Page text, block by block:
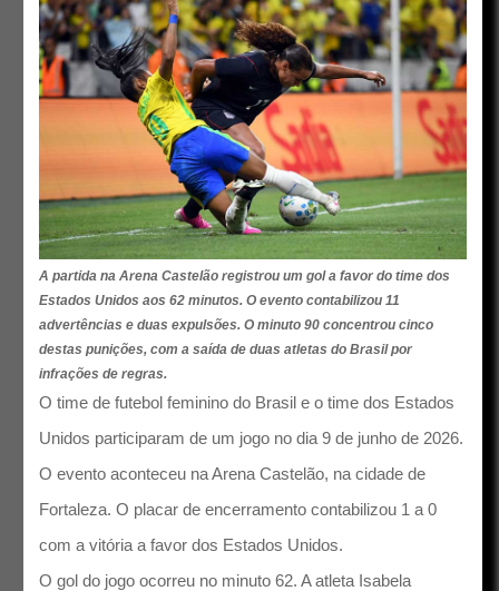
A partida na Arena Castelão registrou um gol a favor do time dos
Estados Unidos aos 62 minutos. O evento contabilizou 11
advertências e duas expulsões. O minuto 90 concentrou cinco
destas punições, com a saída de duas atletas do Brasil por
infrações de regras.
O time de futebol feminino do Brasil e o time dos Estados
Unidos participaram de um jogo no dia 9 de junho de 2026.
O evento aconteceu na Arena Castelão, na cidade de
Fortaleza. O placar de encerramento contabilizou 1 a 0
com a vitória a favor dos Estados Unidos.
O gol do jogo ocorreu no minuto 62. A atleta Isabela